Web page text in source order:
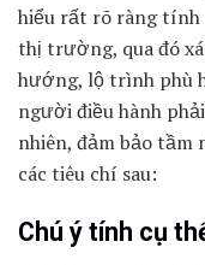
hiểu rất rõ ràng tính
thị trường, qua đó
hướng, lộ trình phù
người điều hành
nhiên, đảm bảo tầm
các tiêu chí sau:
Chú ý tính cụ